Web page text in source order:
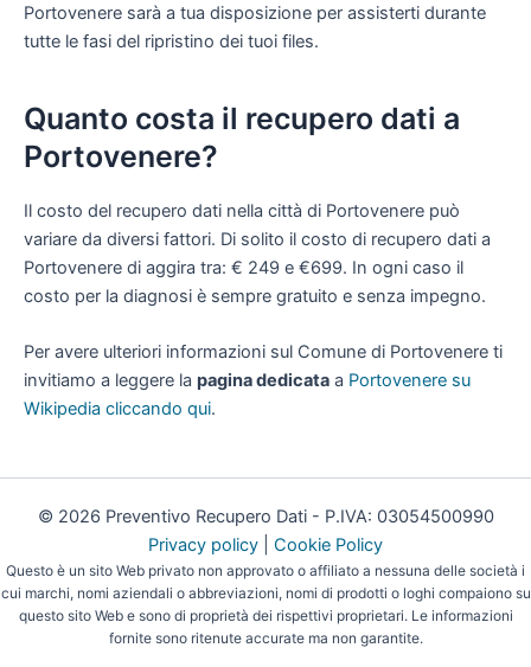
Portovenere sarà a tua disposizione per assisterti durante
tutte le fasi del ripristino dei tuoi files.
Quanto costa il recupero dati a
Portovenere?
Il costo del recupero dati nella città di Portovenere può
variare da diversi fattori. Di solito il costo di recupero dati a
Portovenere di aggira tra: € 249 e €699. In ogni caso il
costo per la diagnosi è sempre gratuito e senza impegno.
Per avere ulteriori informazioni sul Comune di Portovenere ti
invitiamo a leggere la pagina dedicata a Portovenere su
Wikipedia cliccando qui.
© 2026 Preventivo Recupero Dati - P.IVA: 03054500990
Privacy policy
Cookie Policy
Questo è un sito Web privato non approvato o affiliato a nessuna delle società i
cui marchi, nomi aziendali o abbreviazioni, nomi di prodotti o loghi compaiono su
questo sito Web e sono di proprietà dei rispettivi proprietari. Le informazioni
fornite sono ritenute accurate ma non garantite.